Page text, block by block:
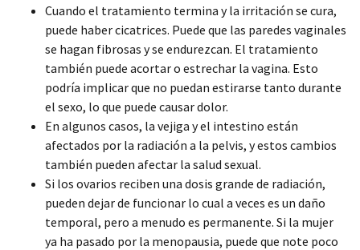
Cuando el tratamiento termina y la irritación se cura,
puede haber cicatrices. Puede que las paredes vaginales
se hagan fibrosas y se endurezcan. El tratamiento
también puede acortar o estrechar la vagina. Esto
podría implicar que no puedan estirarse tanto durante
el sexo, lo que puede causar dolor.
En algunos casos, la vejiga y el intestino están
afectados por la radiación a la pelvis, y estos cambios
también pueden afectar la salud sexual.
Si los ovarios reciben una dosis grande de radiación,
pueden dejar de funcionar lo cual a veces es un daño
temporal, pero a menudo es permanente. Si la mujer
ya ha pasado por la menopausia, puede que note poco